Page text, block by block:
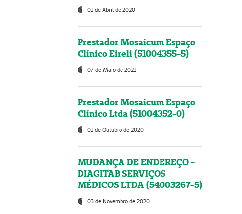
01 de Abril de 2020
Prestador Mosaicum Espaço
Clínico Eireli (51004355-5)
07 de Maio de 2021
Prestador Mosaicum Espaço
Clínico Ltda (51004352-0)
01 de Outubro de 2020
MUDANÇA DE ENDEREÇO -
DIAGITAB SERVIÇOS
MÉDICOS LTDA (54003267-5)
03 de Novembro de 2020